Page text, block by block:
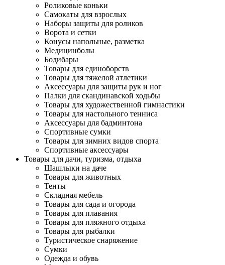
Роликовые коньки
Самокаты для взрослых
Наборы защиты для роликов
Ворота и сетки
Конусы напольные, разметка
Медицинболы
Бодибары
Товары для единоборств
Товары для тяжелой атлетики
Аксессуары для защиты рук и ног
Палки для скандинавской ходьбы
Товары для художественной гимнастики
Товары для настольного тенниса
Аксессуары для бадминтона
Спортивные сумки
Товары для зимних видов спорта
Спортивные аксессуары
Товары для дачи, туризма, отдыха
Шашлыки на даче
Товары для животных
Тенты
Складная мебель
Товары для сада и огорода
Товары для плавания
Товары для пляжного отдыха
Товары для рыбалки
Туристическое снаряжение
Сумки
Одежда и обувь